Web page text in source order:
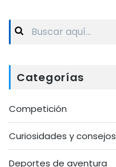
Search
Categorías
Competición
Curiosidades y consejos
Deportes de aventura